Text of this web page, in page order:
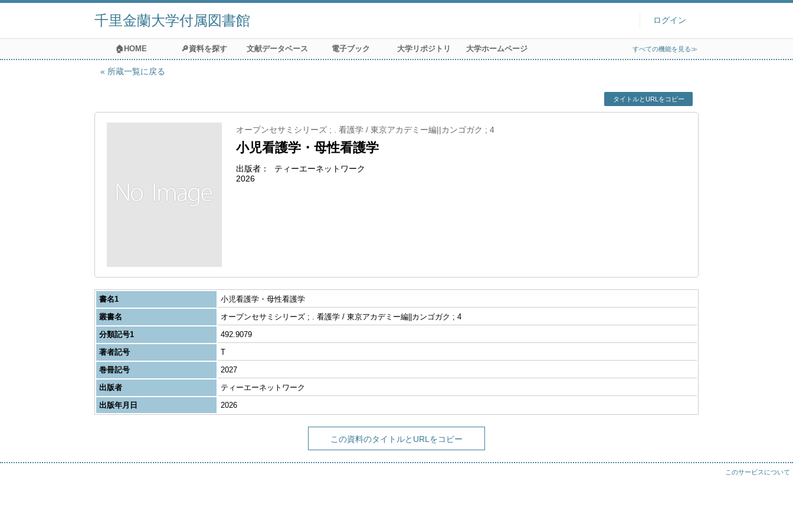
千里金蘭大学付属図書館 ログイン
🏠HOME 🔎資料を探す 文献データベース 電子ブック 大学リポジトリ 大学ホームページ すべての機能を見る≫
所蔵一覧に戻る
タイトルとURLをコピー
オープンセサミシリーズ ; . 看護学 / 東京アカデミー編||カンゴガク ; 4
小児看護学・母性看護学
出版者
ティーエーネットワーク
2026
書名1
小児看護学・母性看護学
叢書名
オープンセサミシリーズ ; . 看護学 / 東京アカデミー編||カンゴガク ; 4
分類記号1
492.9079
著者記号
T
巻冊記号
2027
出版者
ティーエーネットワーク
出版年月日
2026
この資料のタイトルとURLをコピー
このサービスについて